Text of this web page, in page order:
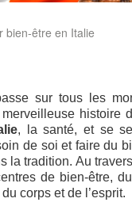
bien-être en Italie
sur tous les
histoire
, la santé, et se
de soi et faire du
la tradition. Au
de bien-être,
corps et de l’esprit.